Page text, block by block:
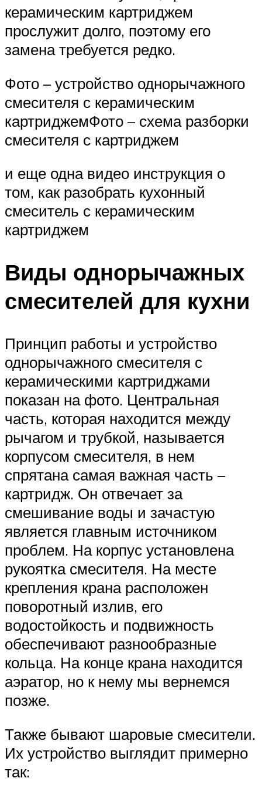
керамическим картриджем
прослужит долго, поэтому его
замена требуется редко.
Фото – устройство однорычажного
смесителя с керамическим
картриджемФото – схема разборки
смесителя с картриджем
и еще одна видео инструкция о
том, как разобрать кухонный
смеситель с керамическим
картриджем
Виды однорычажных
смесителей для кухни
Принцип работы и устройство
однорычажного смесителя с
керамическими картриджами
показан на фото. Центральная
часть, которая находится между
рычагом и трубкой, называется
корпусом смесителя, в нем
спрятана самая важная часть –
картридж. Он отвечает за
смешивание воды и зачастую
является главным источником
проблем. На корпус установлена
рукоятка смесителя. На месте
крепления крана расположен
поворотный излив, его
водостойкость и подвижность
обеспечивают разнообразные
кольца. На конце крана находится
аэратор, но к нему мы вернемся
позже.
Также бывают шаровые смесители.
Их устройство выглядит примерно
так: